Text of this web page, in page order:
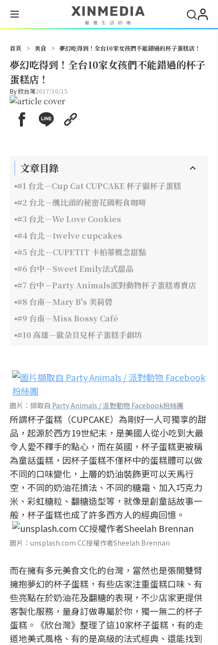
首頁 > 美食 > 夢幻吃得到！全台10家女孩們不能錯過的杯子蛋糕店！
夢幻吃得到！全台10家女孩們不能錯過的杯子
蛋糕店！
By欣台灣2017/10/15
文章目錄
#1 台北－Cup Cat CUPCAKE 杯子貓杯子蛋糕
#2 台北－醜比頭的秘密花園輕食咖啡
#3 台北－We Love Cookies
#4 台北－twelve cupcakes
#5 台北－CUPETIT 卡柏蒂概念甜點
#6 台中－Sweet Emily法式甜品
#7 台中－Party Animals派對動物杯子蛋糕專賣店
#8 台南－Mary B's 美莉碧
#9 台南－Miss Bossy Café
#10 高雄－歐朵貝兒杯子蛋糕手創坊
圖片：擷取自 Party Animals / 派對動物 Facebook粉絲團
所謂杯子蛋糕（CUPCAKE）為剛好一人可獨享的甜
品，起源於西方19世紀末，是美國人從小吃到大最
令人愛不釋手的點心，而在英國，杯子蛋糕更被稱
為童話蛋糕，因杯子蛋糕不僅杯中的蛋糕體可以做
不同的口味變化，上層的奶油裝飾更可以天馬行
空，不同的奶油花擠法、不同的糖霜、加入巧克力
米、彩虹糖粒、翻糖造型等，就像是創童話故事一
般，杯子蛋糕也成了許多西方人的經典回憶。
圖片：unsplash.com CC授權作者Sheelah Brennan
而在擁有多元美食文化的台灣，當然也是張開雙臂
擁抱夢幻的杯子蛋糕，有些店家注重蛋糕口味、有
些亮點在於奶油花及翻糖的表現，不少店家更提供
客製化服務，量身訂做專屬於你，獨一無二的杯子
蛋糕。《欣台灣》整理了這10家杯子蛋糕，有的走
道地美式風格、有的是高級的法式經典、還能找到